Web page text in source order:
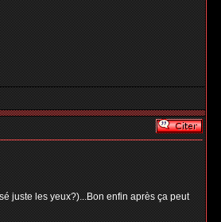
juste les yeux?)...Bon enfin après ça peut